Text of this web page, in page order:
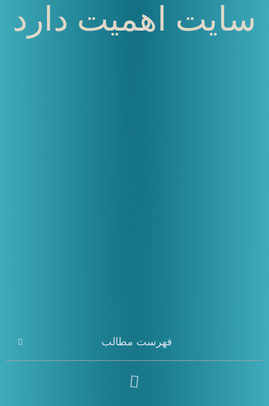
سایت اهمیت دارد
فهرست مطالب